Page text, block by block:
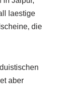
laestige
die
aber